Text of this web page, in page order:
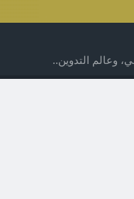
وعالم التدوين..